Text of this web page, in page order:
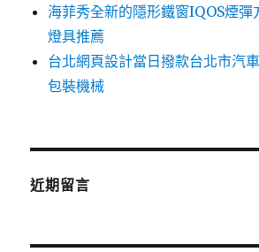
海菲秀全新的隱形鐵窗IQOS煙彈
燈具推薦
台北網頁設計當日撥款台北市汽
包裝機械
近期留言